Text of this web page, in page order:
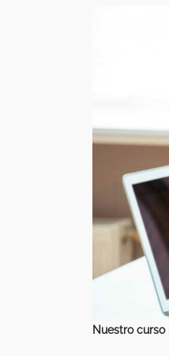
Nuestro curso